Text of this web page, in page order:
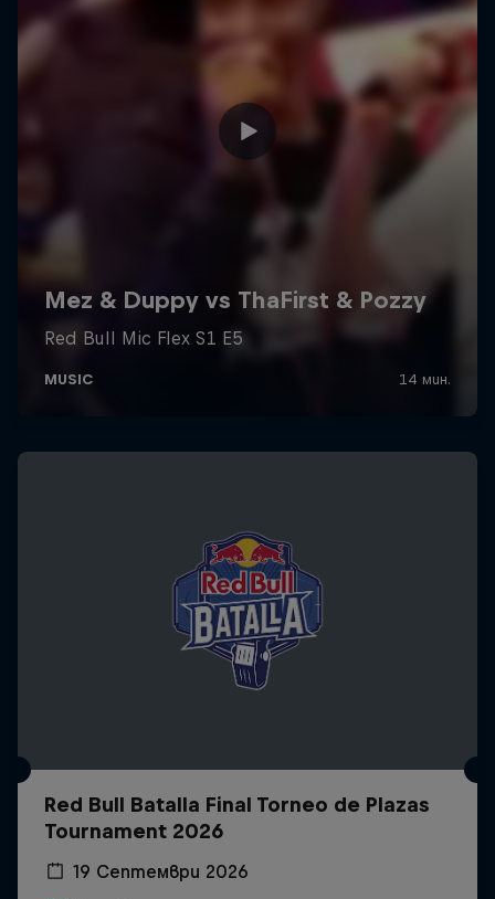
Red Bull Batalla Final Torneo de Plazas
Tournament 2026
19 Септември 2026